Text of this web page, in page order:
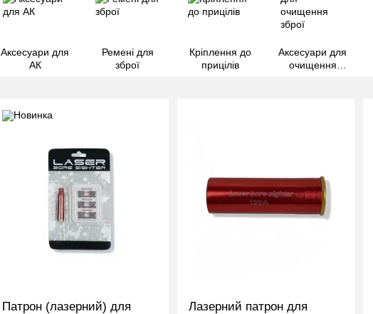
Аксесуари для
АК
Ремені для
зброї
Кріплення до
прицілів
Аксесуари для
очищення
Патрон (лазерний) для
Лазерний патрон для